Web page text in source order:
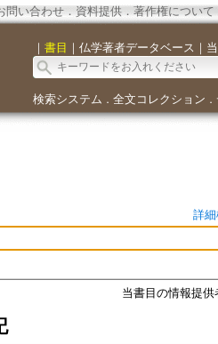
問い合わせ． 資料提供． 著作権について
｜ 書目 ｜ 仏学著者データベース ｜
検索システム ． 全文コレクション ．
詳
当書目の情報提供